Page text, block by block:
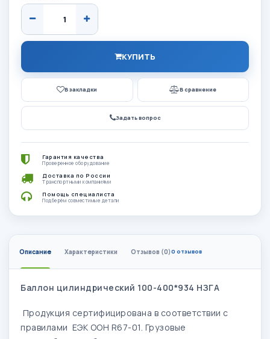
КУПИТЬ
В закладки В сравнение
Задать вопрос
Гарантия качества
Проверенное оборудование
Доставка по России
Транспортными компаниями
Помощь специалиста
Подберём совместимые детали
Описание Характеристики Отзывов (0)0 отзывов
Баллон цилиндрический 100-400*934 НЗГА
Продукция сертифицирована в соответствии с
правилами ЕЭК ООН R67-01. Грузовые